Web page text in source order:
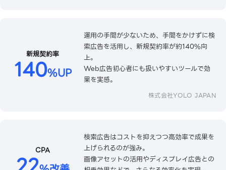
新規契約率
140%UP
運用の手間が少ないため、手間をかけずに検
索広告を活用し、新規契約率が約140%向
上。
Web広告初心者にも扱いやすいツールで効
果を実感。
株式会社YOLO JAPAN
CPA
検索広告はコストを抑えつつ高効率で成果を
上げられるのが強み。
画像アセットの活用やディスプレイ広告との